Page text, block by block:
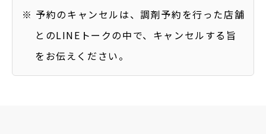
※ 予約のキャンセルは、調剤予約を行った店舗
とのLINEトークの中で、キャンセルする旨
をお伝えください。